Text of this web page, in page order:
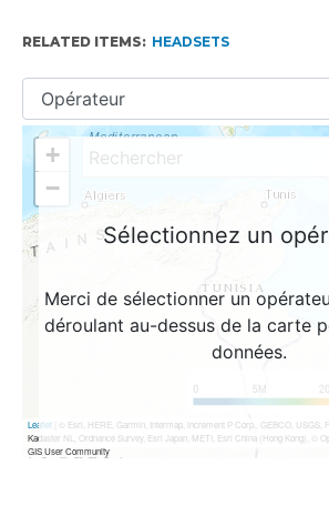
RELATED ITEMS: HEADSETS